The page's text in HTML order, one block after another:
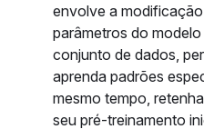
envolve a
parâmetros do
conjunto de dados,
aprenda padrões
mesmo tempo,
seu pré-treinamento